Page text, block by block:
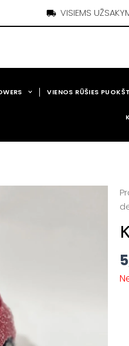
VISIEMS
VIENOS RŪŠIES